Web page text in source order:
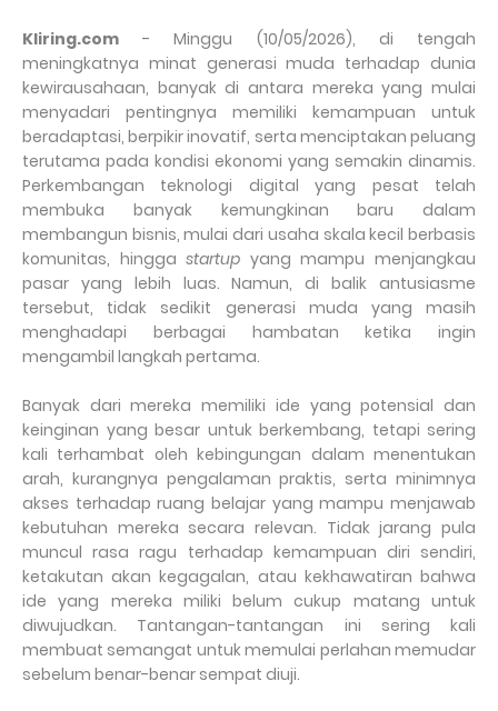
Kliring.com - Minggu (10/05/2026), di tengah
meningkatnya minat generasi muda terhadap dunia
kewirausahaan, banyak di antara mereka yang mulai
menyadari pentingnya memiliki kemampuan untuk
beradaptasi, berpikir inovatif, serta menciptakan peluang
terutama pada kondisi ekonomi yang semakin dinamis.
Perkembangan teknologi digital yang pesat telah
membuka banyak kemungkinan baru dalam
membangun bisnis, mulai dari usaha skala kecil berbasis
komunitas, hinggastartup yang mampu menjangkau
pasar yang lebih luas. Namun, di balik antusiasme
tersebut, tidak sedikit generasi muda yang masih
menghadapi berbagai hambatan ketika ingin
mengambil langkah pertama.
Banyak dari mereka memiliki ide yang potensial dan
keinginan yang besar untuk berkembang, tetapi sering
kali terhambat oleh kebingungan dalam menentukan
arah, kurangnya pengalaman praktis, serta minimnya
akses terhadap ruang belajar yang mampu menjawab
kebutuhan mereka secara relevan. Tidak jarang pula
muncul rasa ragu terhadap kemampuan diri sendiri,
ketakutan akan kegagalan, atau kekhawatiran bahwa
ide yang mereka miliki belum cukup matang untuk
diwujudkan. Tantangan-tantangan ini sering kali
membuat semangat untuk memulai perlahan memudar
sebelum benar-benar sempat diuji.